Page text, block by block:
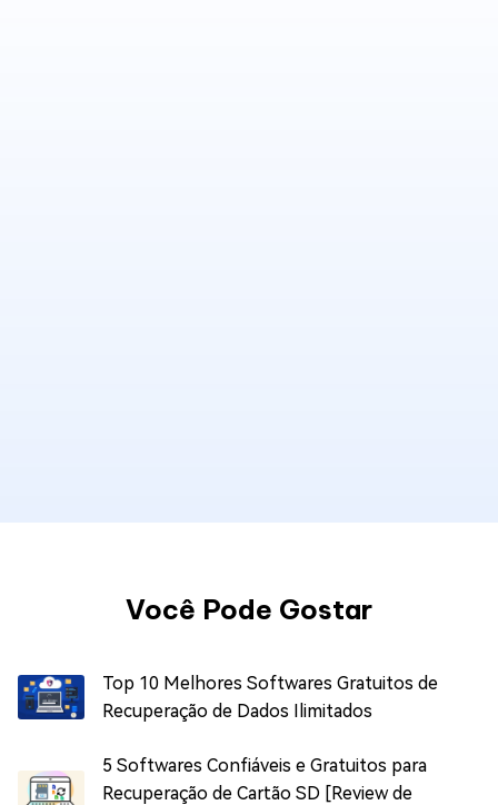
Você Pode Gostar
Top 10 Melhores Softwares Gratuitos de
Recuperação de Dados Ilimitados
5 Softwares Confiáveis e Gratuitos para
Recuperação de Cartão SD [Review de